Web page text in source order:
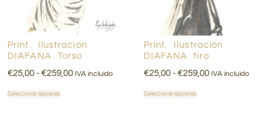
Print. Ilustración
DIAFANA Torso
€25,00 - €259,00 IVA incluido
Seleccionar opciones
Print. Ilustración
DIAFANA tiro
€25,00 - €259,00 IVA incluido
Seleccionar opciones